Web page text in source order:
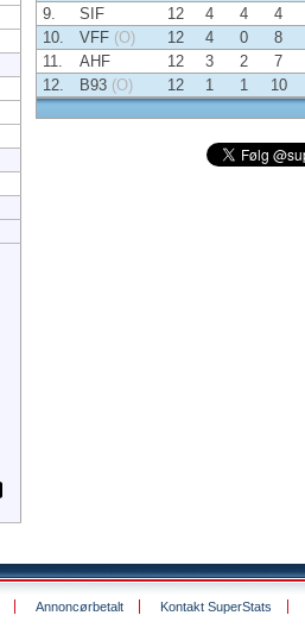
9.
SIF 12 4 4 4
10.
VFF (O) 12 4 0 8
11.
AHF 12 3 2 7
12.
B93 (O) 12 1 1 10
Annoncørbetalt Kontakt SuperStats